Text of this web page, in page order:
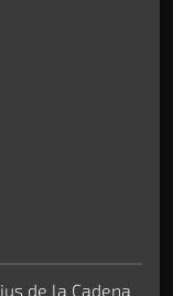
de la Cadena